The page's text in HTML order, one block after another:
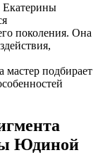
Екатерины
поколения. Она
мастер подбирает
Юдиной